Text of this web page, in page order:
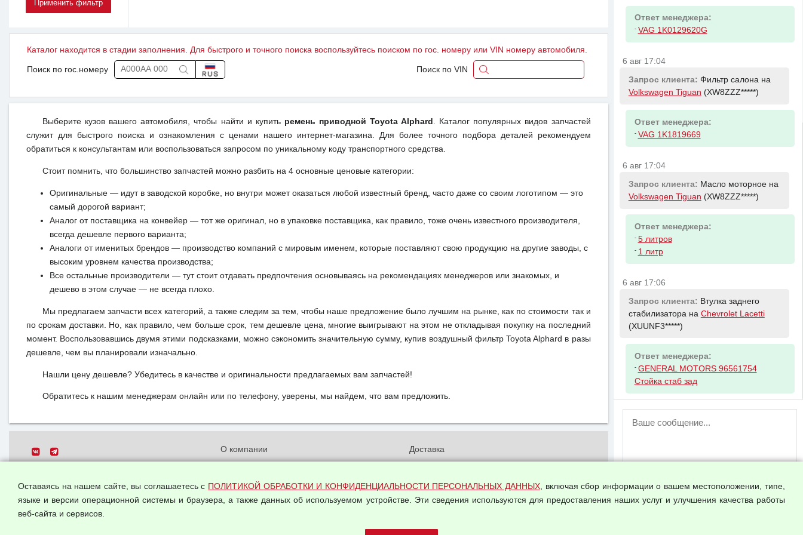
Каталог находится в стадии заполнения. Для быстрого и точного поиска воспользуйтесь поиском по гос. номеру или VIN номеру автомобиля.
Поиск по гос.номеру Поиск по VIN
Выберите кузов вашего автомобиля, чтобы найти и купить ремень приводной Toyota Alphard . Каталог популярных видов запчастей
служит для быстрого поиска и ознакомления с ценами нашего интернет-магазина. Для более точного подбора деталей рекомендуем
обратиться к консультантам или воспользоваться запросом по уникальному коду транспортного средства.
Стоит помнить, что большинство запчастей можно разбить на 4 основные ценовые категории:
Оригинальные — идут в заводской коробке, но внутри может оказаться любой известный бренд, часто даже со своим логотипом — это
самый дорогой вариант;
Аналог от поставщика на конвейер — тот же оригинал, но в упаковке поставщика, как правило, тоже очень известного производителя,
всегда дешевле первого варианта;
Аналоги от именитых брендов — производство компаний с мировым именем, которые поставляют свою продукцию на другие заводы, с
высоким уровнем качества производства;
Все остальные производители — тут стоит отдавать предпочтения основываясь на рекомендациях менеджеров или знакомых, и
дешево в этом случае — не всегда плохо.
Мы предлагаем запчасти всех категорий, а также следим за тем, чтобы наше предложение было лучшим на рынке, как по стоимости так и
по срокам доставки. Но, как правило, чем больше срок, тем дешевле цена, многие выигрывают на этом не откладывая покупку на последний
момент. Воспользовавшись двумя этими подсказками, можно сэкономить значительную сумму, купив воздушный фильтр Toyota Alphard в разы
дешевле, чем вы планировали изначально.
Нашли цену дешевле? Убедитесь в качестве и оригинальности предлагаемых вам запчастей!
Обратитесь к нашим менеджерам онлайн или по телефону, уверены, мы найдем, что вам предложить.
Все права защищены.
О компании
данных
Доставка
Оплата и возвраты
Арендодателям
Оставаясь на нашем сайте, вы соглашаетесь с ПОЛИТИКОЙ ОБРАБОТКИ И КОНФИДЕНЦИАЛЬНОСТИ ПЕРСОНАЛЬНЫХ ДАННЫХ, включая сбор информации о вашем местоположении, типе,
языке и версии операционной системы и браузера, а также данных об используемом устройстве. Эти сведения используются для предоставления наших услуг и улучшения качества работы
веб-сайта и сервисов.
Ответ менеджера:
- VAG 1K0129620G
6 авг 17:04
Запрос клиента: Фильтр салона на
Volkswagen Tiguan (XW8ZZZ*****)
Ответ менеджера:
- VAG 1K1819669
6 авг 17:04
Запрос клиента: Масло моторное на
Volkswagen Tiguan (XW8ZZZ*****)
Ответ менеджера:
- 5 литров
- 1 литр
6 авг 17:06
Запрос клиента: Втулка заднего
стабилизатора на Chevrolet Lacetti
(XUUNF3*****)
Ответ менеджера:
- GENERAL MOTORS 96561754
Стойка стаб зад
ВНИМАНИЕ!
пользователей временно отключена!
аккаунт.